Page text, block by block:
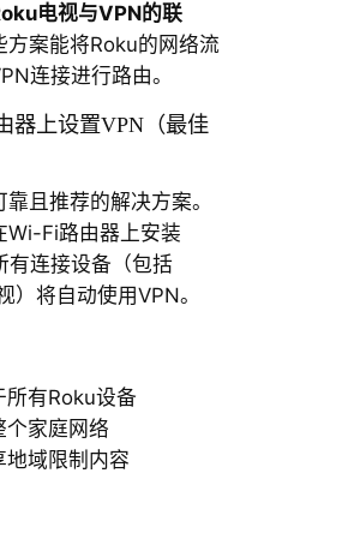
电视与VPN的联
方案能将Roku的网络流
连接进行路由。
器上设置VPN（最佳
且推荐的解决方案。
Wi-Fi路由器上安装
有连接设备（包括
）将自动使用VPN。
所有Roku设备
个家庭网络
地域限制内容